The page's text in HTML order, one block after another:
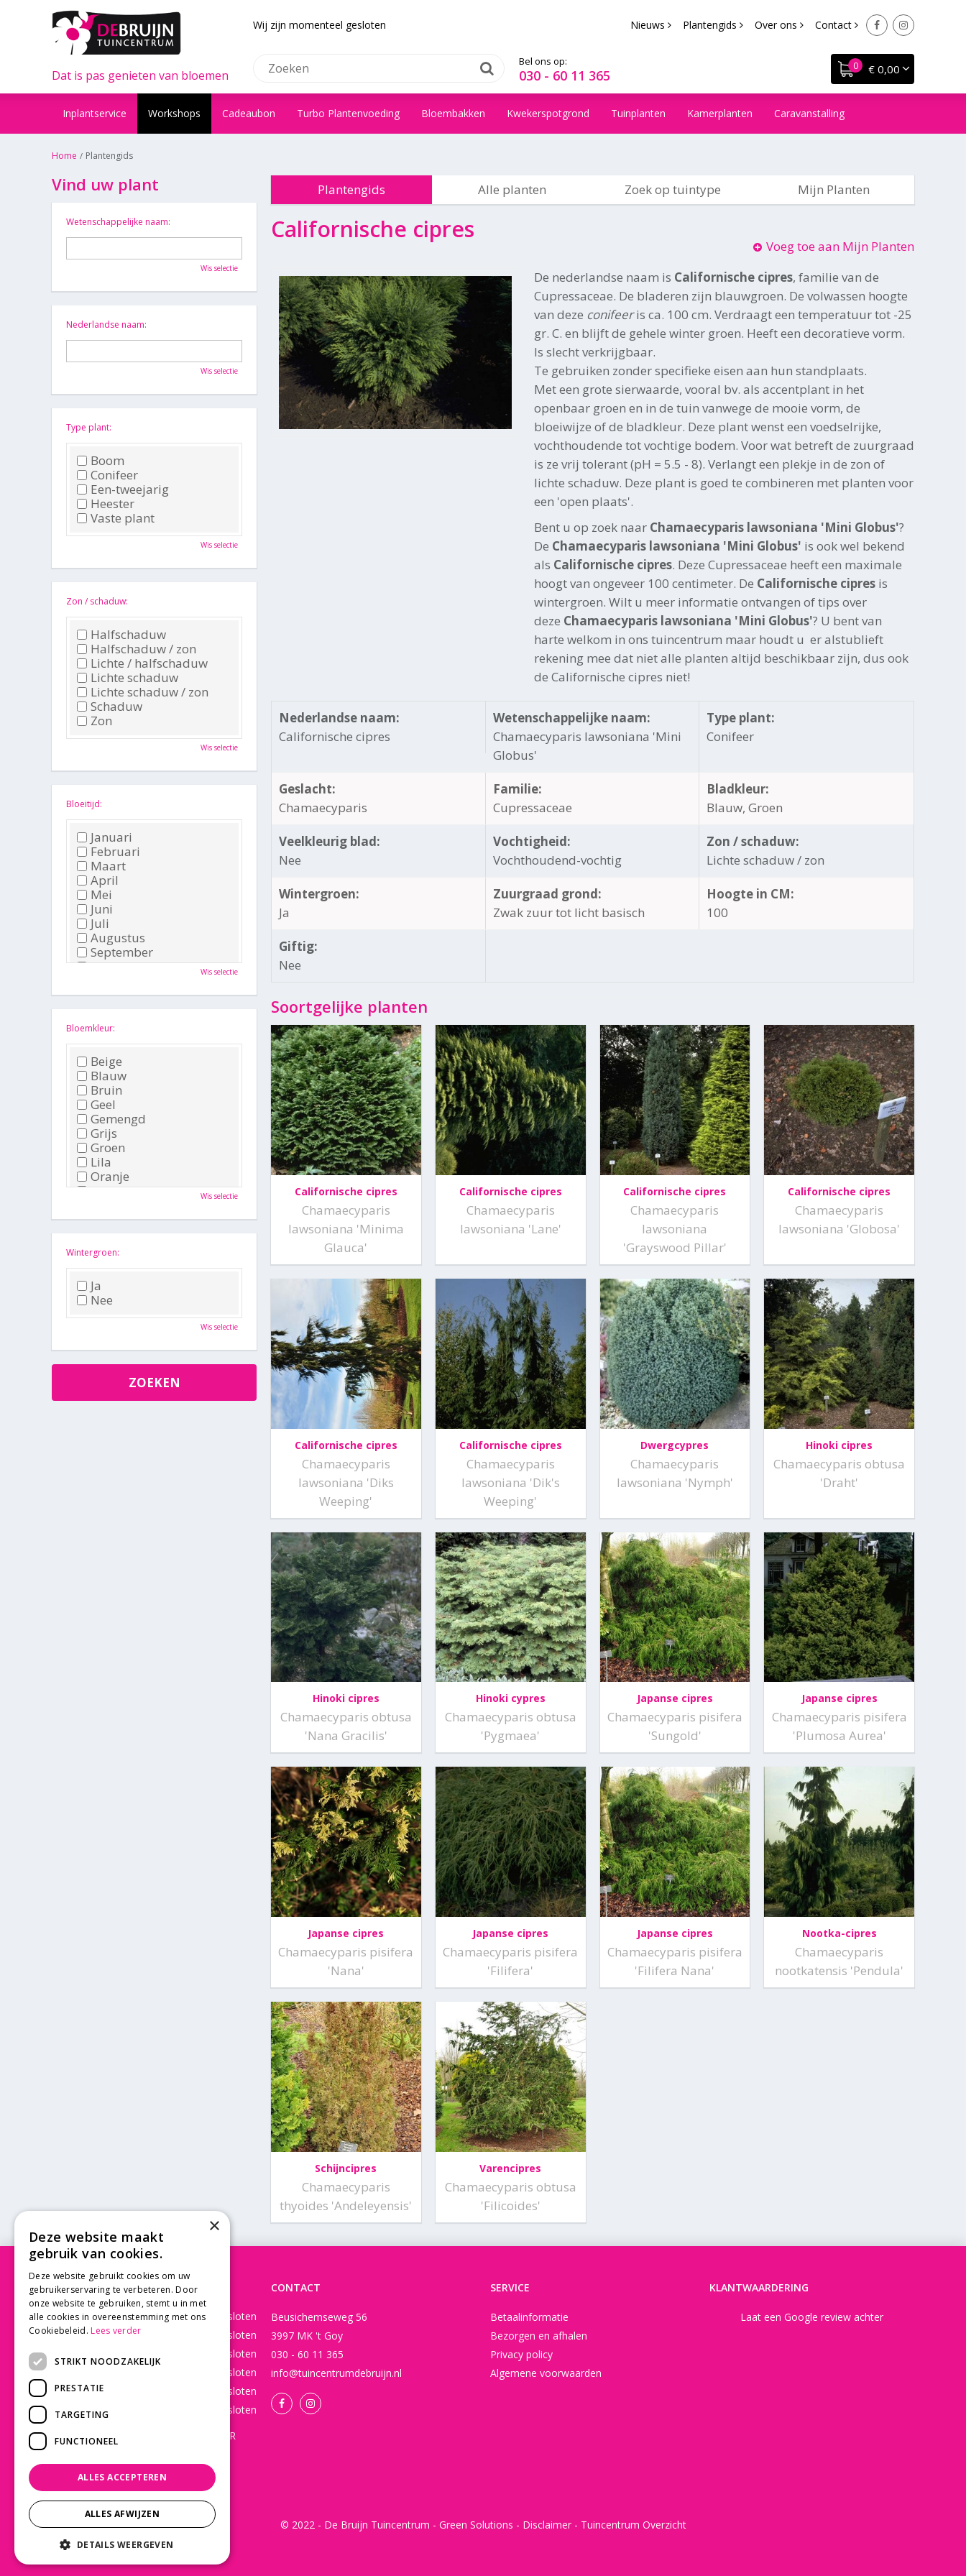
Home Plantengids
Wij zijn momenteel gesloten
Dat is pas genieten van bloemen
Nieuws Plantengids Over ons Contact
€ 0,00
Bel ons op:
030 - 60 11 365
Inplantservice Workshops Cadeaubon Turbo Plantenvoeding Bloembakken Kwekerspotgrond Tuinplanten Kamerplanten Caravanstalling
Plantengids Alle planten Zoek op tuintype Mijn Planten
Californische cipres
Voeg toe aan Mijn Planten
De nederlandse naam is Californische cipres, familie van de
Cupressaceae. De bladeren zijn blauwgroen. De volwassen hoogte
van deze conifeeris ca. 100 cm. Verdraagt een temperatuur tot -25
gr. C. en blijft de gehele winter groen. Heeft een decoratieve vorm.
Is slecht verkrijgbaar.
Te gebruiken zonder specifieke eisen aan hun standplaats.
Met een grote sierwaarde, vooral bv. als accentplant in het
openbaar groen en in de tuin vanwege de mooie vorm, de
bloeiwijze of de bladkleur. Deze plant wenst een voedselrijke,
vochthoudende tot vochtige bodem. Voor wat betreft de zuurgraad
is ze vrij tolerant (pH = 5.5 - 8). Verlangt een plekje in de zon of
lichte schaduw. Deze plant is goed te combineren met planten voor
een 'open plaats'.
Bent u op zoek naar Chamaecyparis lawsoniana 'Mini Globus'?
De Chamaecyparis lawsoniana 'Mini Globus' is ook wel bekend
als Californische cipres. Deze Cupressaceae heeft een maximale
hoogt van ongeveer 100 centimeter. De Californische cipres is
wintergroen. Wilt u meer informatie ontvangen of tips over
deze Chamaecyparis lawsoniana 'Mini Globus'? U bent van
harte welkom in ons tuincentrum maar houdt u er alstublieft
rekening mee dat niet alle planten altijd beschikbaar zijn, dus ook
de Californische cipres niet!
Nederlandse naam:
Californische cipres
Wetenschappelijke naam:
Chamaecyparis lawsoniana 'Mini
Globus'
Type plant:
Conifeer
Geslacht:
Chamaecyparis
Familie:
Cupressaceae
Bladkleur:
Blauw, Groen
Veelkleurig blad:
Nee
Vochtigheid:
Vochthoudend-vochtig
Zon / schaduw:
Lichte schaduw / zon
Wintergroen:
Ja
Zuurgraad grond:
Zwak zuur tot licht basisch
Hoogte in CM:
100
Giftig:
Nee
Soortgelijke planten
Californische cipres
Chamaecyparis
lawsoniana 'Minima
Glauca'
Californische cipres
Chamaecyparis
lawsoniana 'Lane'
Californische cipres
Chamaecyparis
lawsoniana
'Grayswood Pillar'
Californische cipres
Chamaecyparis
lawsoniana 'Globosa'
Californische cipres
Chamaecyparis
lawsoniana 'Diks
Weeping'
Californische cipres
Chamaecyparis
lawsoniana 'Dik's
Weeping'
Dwergcypres
Chamaecyparis
lawsoniana 'Nymph'
Hinoki cipres
Chamaecyparis obtusa
'Draht'
Hinoki cipres
Chamaecyparis obtusa
'Nana Gracilis'
Hinoki cypres
Chamaecyparis obtusa
'Pygmaea'
Japanse cipres
Chamaecyparis pisifera
'Sungold'
Japanse cipres
Chamaecyparis pisifera
'Plumosa Aurea'
Japanse cipres
Chamaecyparis pisifera
'Nana'
Japanse cipres
Chamaecyparis pisifera
'Filifera'
Japanse cipres
Chamaecyparis pisifera
'Filifera Nana'
Nootka-cipres
Chamaecyparis
nootkatensis 'Pendula'
Schijncipres
Chamaecyparis
thyoides 'Andeleyensis'
Varencipres
Chamaecyparis obtusa
'Filicoides'
Vind uw plant
Wetenschappelijke naam:
Wis selectie
Nederlandse naam:
Wis selectie
Type plant:
Boom
Conifeer
Een-tweejarig
Heester
Vaste plant
Wis selectie
Zon / schaduw:
Halfschaduw
Halfschaduw / zon
Lichte / halfschaduw
Lichte schaduw
Lichte schaduw / zon
Schaduw
Zon
Wis selectie
Bloeitijd:
Januari
Februari
Maart
April
Mei
Juni
Juli
Augustus
September
Oktober
December
Wis selectie
Bloemkleur:
Beige
Blauw
Bruin
Geel
Gemengd
Grijs
Groen
Lila
Oranje
Paars
Roze
Zwart
Wis selectie
Wintergroen:
Ja
Nee
Wis selectie
OPENINGSTIJDEN
Maandag
Gesloten
Dinsdag
Gesloten
Gesloten
Gesloten
Vrijdag
Gesloten
Zaterdag
Gesloten
WEBSHOP OPEN 24/7 365 DAGEN PER
DAGELIJKS VERZONDEN!
Toon alle openingstijden
CONTACT
Beusichemseweg 56
3997 MK 't Goy
030 - 60 11 365
info@tuincentrumdebruijn.nl
SERVICE
Betaalinformatie
Bezorgen en afhalen
Privacy policy
Algemene voorwaarden
KLANTWAARDERING
Laat een Google review achter
© 2022 - De Bruijn Tuincentrum - Green Solutions - Disclaimer- Tuincentrum Overzicht
×
Deze website maakt
gebruik van cookies.
Deze website gebruikt cookies om uw
gebruikerservaring te verbeteren. Door
onze website te gebruiken, stemt u in met
alle cookies in overeenstemming met ons
Cookiebeleid. Lees verder
STRIKT NOODZAKELIJK
PRESTATIE
TARGETING
FUNCTIONEEL
ALLES ACCEPTEREN
ALLES AFWIJZEN
DETAILS WEERGEVEN